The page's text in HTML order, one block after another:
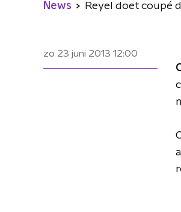
News Reyel doet coupé
zo 23 juni 2013 12:00